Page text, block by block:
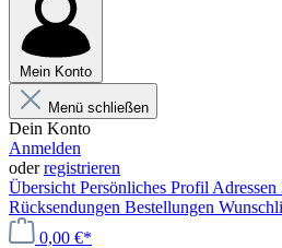
Mein Konto
Menü schließen
Dein Konto
Anmelden
oderregistrieren
Übersicht Persönliches Profil Adressen
Rücksendungen Bestellungen
0,00 €*